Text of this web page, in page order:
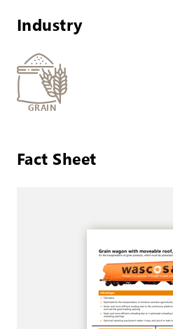
Industry
GRAIN
Fact Sheet